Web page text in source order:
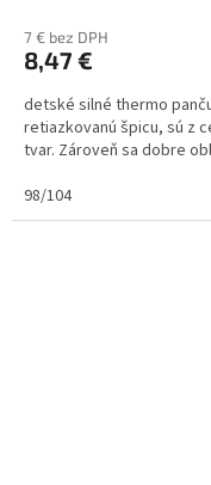
7 € bez DPH
8,47 €
detské silné thermo
retiazkovanú špicu, sú z
tvar. Zároveň sa dobre
98/104